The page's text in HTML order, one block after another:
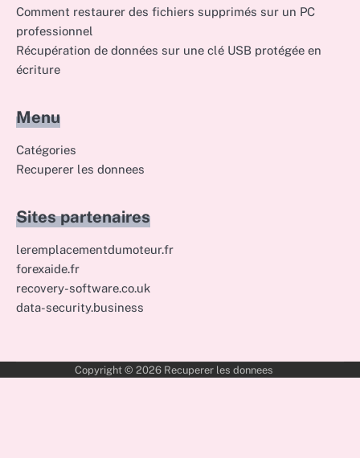
Comment restaurer des fichiers supprimés sur un PC
professionnel
Récupération de données sur une clé USB protégée en
écriture
Menu
Catégories
Recuperer les donnees
Sites partenaires
leremplacementdumoteur.fr
forexaide.fr
recovery-software.co.uk
data-security.business
Copyright © 2026 Recuperer les donnees